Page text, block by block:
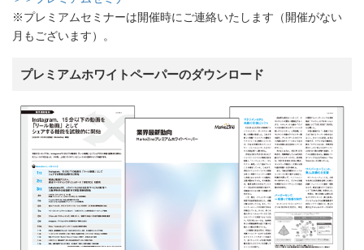
※プレミアムセミナーは開催時にご連絡いたします（開催がない
月もございます）。
プレミアムホワイトペーパーのダウンロード